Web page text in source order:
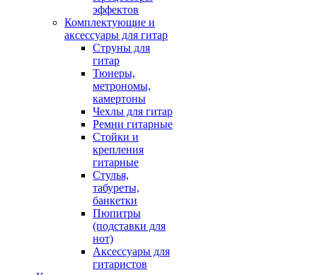
эффектов
Комплектующие и
аксессуары для гитар
Струны для
гитар
Тюнеры,
метрономы,
камертоны
Чехлы для гитар
Ремни гитарные
Стойки и
крепления
гитарные
Стулья,
табуреты,
банкетки
Пюпитры
(подставки для
нот)
Аксессуары для
гитаристов